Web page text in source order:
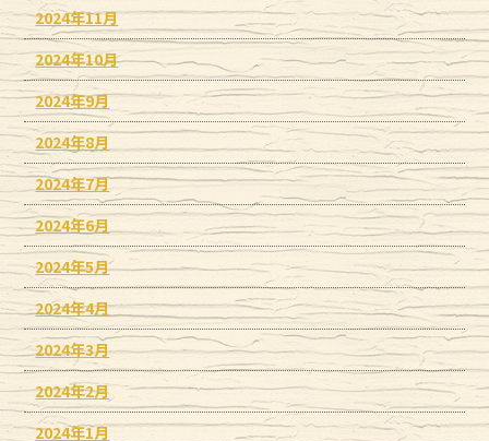
2024年11月
2024年10月
2024年9月
2024年8月
2024年7月
2024年6月
2024年5月
2024年4月
2024年3月
2024年2月
2024年1月